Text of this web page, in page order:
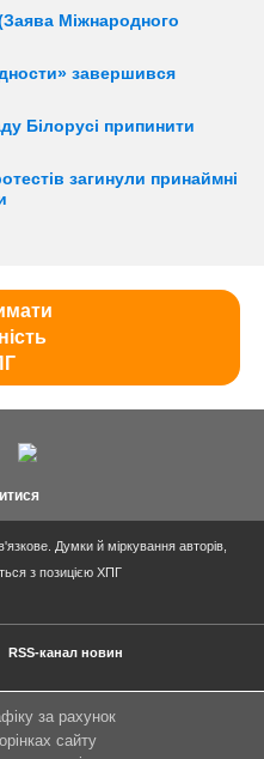
Міжнародного
завершився
Білорусі припинити
загинули принаймні
Думки й міркування авторів,
з позицією ХПГ
RSS-канал новин
за рахунок
сайту